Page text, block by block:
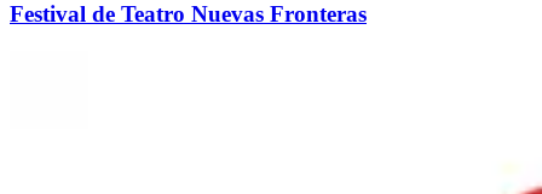
Festival de Teatro Nuevas Fronteras